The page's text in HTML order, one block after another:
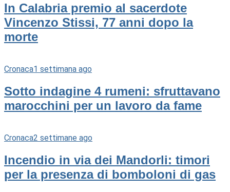
In Calabria premio al sacerdote
Vincenzo Stissi, 77 anni dopo la
morte
Cronaca1 settimana ago
Sotto indagine 4 rumeni: sfruttavano
marocchini per un lavoro da fame
Cronaca2 settimane ago
Incendio in via dei Mandorli: timori
per la presenza di bomboloni di gas